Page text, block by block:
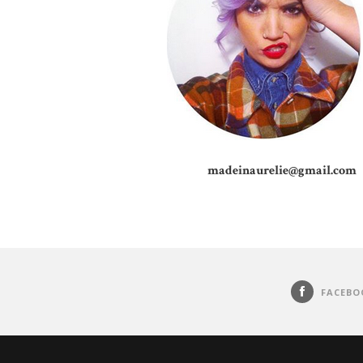
madeinaurelie@gmail.com